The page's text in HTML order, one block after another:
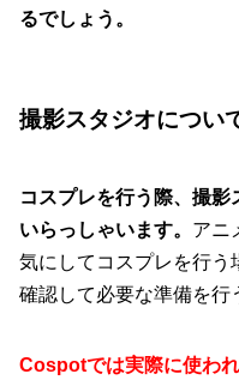
るでしょう。
撮影スタジオについ
コスプレを行う際、撮
いらっしゃいます。 アニ
気にしてコスプレを行う
確認して必要な準備を行
Cospotでは実際に使わ